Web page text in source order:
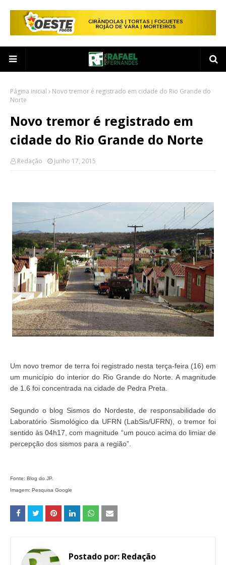
Página inicial
Novo tremor é registrado em cidade do Rio Grande do
Norte
Novo tremor é registrado em
cidade do Rio Grande do Norte
Redação Junho 17, 2015
Um novo tremor de terra foi registrado nesta terça-feira (16) em
um município do interior do Rio Grande do Norte. A magnitude
de 1.6 foi concentrada na cidade de Pedra Preta.
Segundo o blog Sismos do Nordeste, de responsabilidade do
Laboratório Sismológico da UFRN (LabSis/UFRN), o tremor foi
sentido às 04h17, com magnitude “um pouco acima do limiar de
percepção dos sismos para a região”.
Fonte: Blog do JP.
Imagem: Pesquisa Google
Postado por: Redação